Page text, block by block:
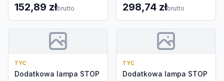
152,89 złbrutto 298,74 złbrutto
TYC
Dodatkowa lampa STOP
TYC
Dodatkowa lampa STOP